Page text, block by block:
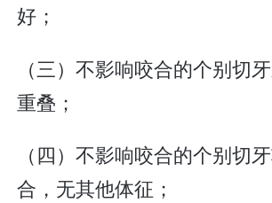
好；
（三）不影响咬合的个别切
重叠；
（四）不影响咬合的个别切
合，无其他体征；